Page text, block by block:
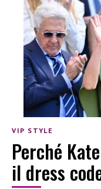
VIP STYLE
Perché
il dress